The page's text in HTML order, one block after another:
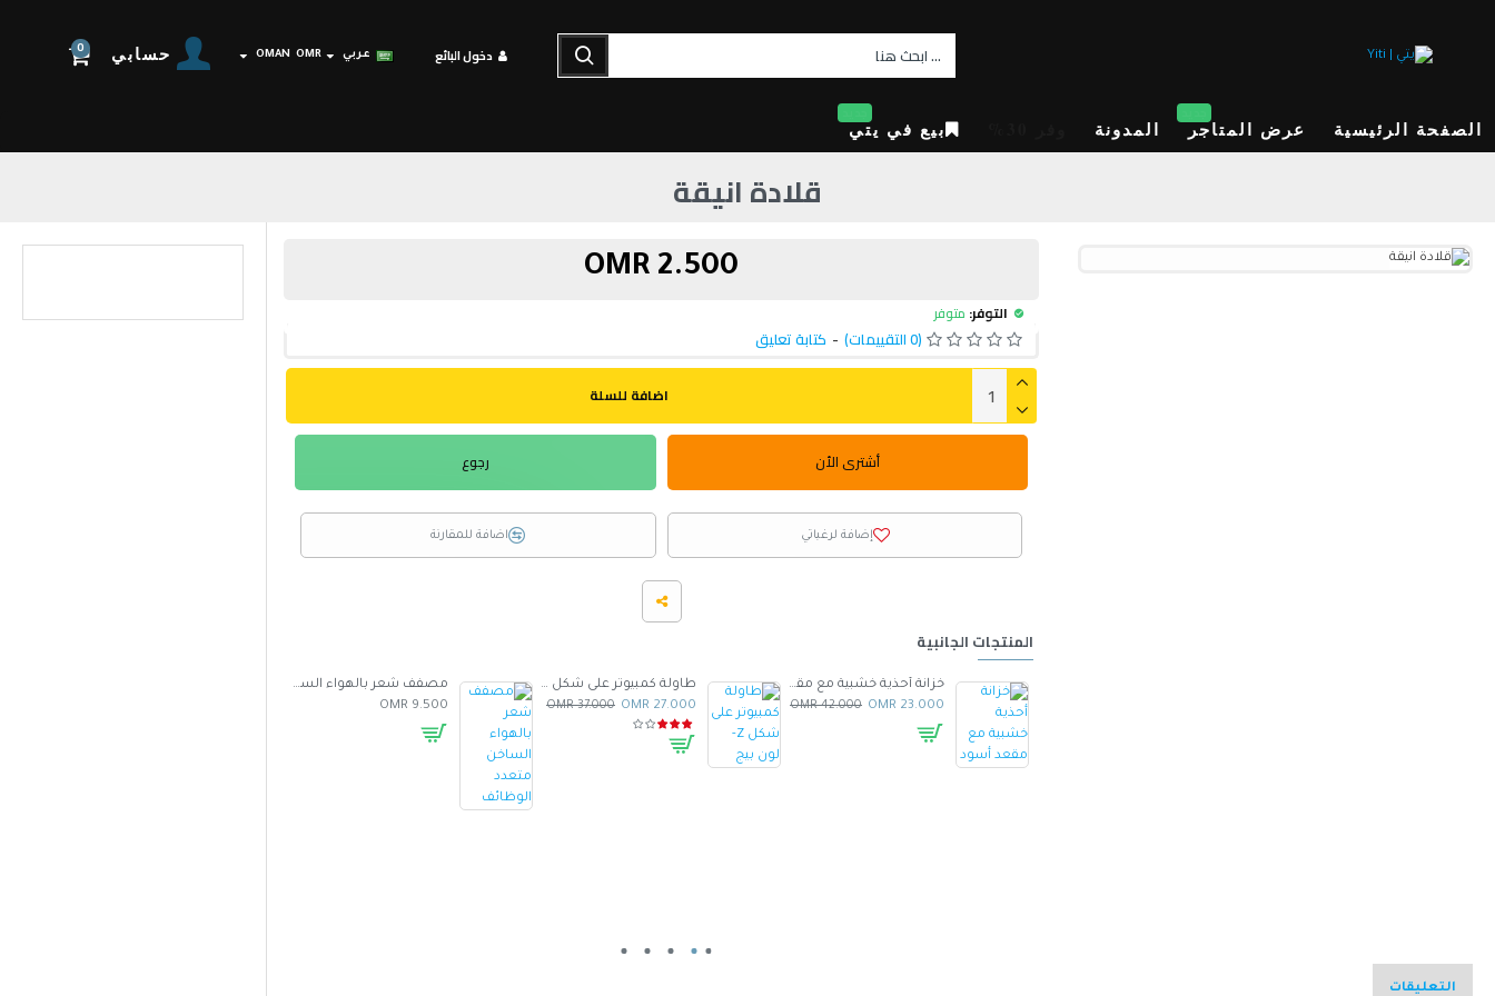
دخول البائع عربي OMR
OMAN حسابي 0
الصفحة الرئيسية عرض المتاجر المدونة بيع في يتي
قلادة انيقة
التوفر: متوفر
(0 التقييمات) - كتابة تعليق
2.500 OMR
اضافة للسلة
أشترى الأن رجوع
إضافة لرغباتي اضافة للمقارنة
المنتجات الجانبية
خزانة أحذية خشبية مع مقعد أسود
23.000 OMR
42.000 OMR
طاولة كمبيوتر على شكل Z- لون بيج
27.000 OMR
37.000 OMR
مصفف شعر بالهواء الساخن متعدد الوظائف
9.500 OMR
التعليقات